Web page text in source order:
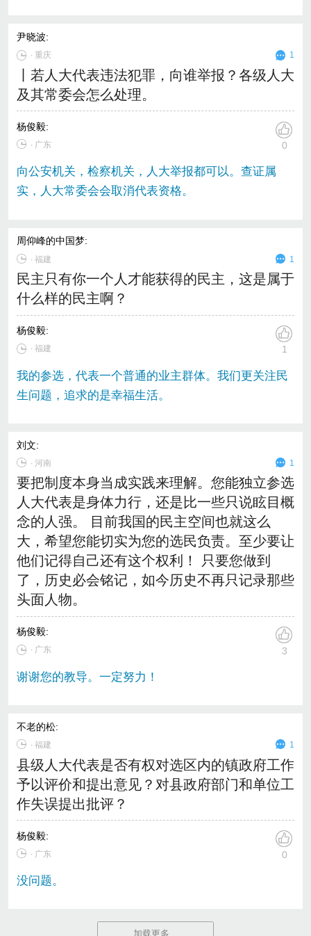
尹晓波:
∙重庆 1
丨若人大代表违法犯罪，向谁举报？各级人大
及其常委会怎么处理。
杨俊毅:
∙ 广东 0
向公安机关，检察机关，人大举报都可以。查证属
实，人大常委会会取消代表资格。
周仰峰的中国梦:
∙福建 1
民主只有你一个人才能获得的民主，这是属于
什么样的民主啊？
杨俊毅:
∙ 福建 1
我的参选，代表一个普通的业主群体。我们更关注民
生问题，追求的是幸福生活。
刘文:
∙河南 1
要把制度本身当成实践来理解。您能独立参选
人大代表是身体力行，还是比一些只说眩目概
念的人强。 目前我国的民主空间也就这么
大，希望您能切实为您的选民负责。至少要让
他们记得自己还有这个权利！ 只要您做到
了，历史必会铭记，如今历史不再只记录那些
头面人物。
杨俊毅:
∙ 广东 3
谢谢您的教导。一定努力！
不老的松:
∙福建 1
县级人大代表是否有权对选区内的镇政府工作
予以评价和提出意见？对县政府部门和单位工
作失误提出批评？
杨俊毅:
∙ 广东 0
没问题。
加载更多…